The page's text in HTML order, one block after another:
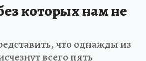
которых нам не
что однажды из
всего пять